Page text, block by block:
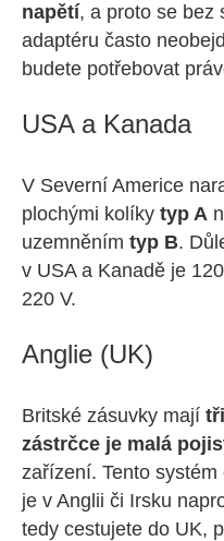
napětí, a proto se bez
adaptéru často
budete potřebovat
USA a Kanada
V Severní Americe
plochými kolíky typ A
uzemněním typ B.
v USA a Kanadě je
220 V.
Anglie (UK)
Britské zásuvky mají
zástrčce je malá
zařízení. Tento
je v Anglii či Irsku
tedy cestujete do UK,